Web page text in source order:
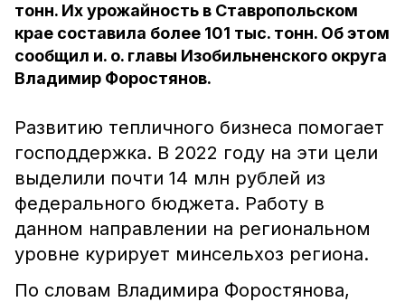
тонн. Их урожайность в Ставропольском
крае составила более 101 тыс. тонн. Об этом
сообщил и. о. главы Изобильненского округа
Владимир Форостянов.
Развитию тепличного бизнеса помогает
господдержка. В 2022 году на эти цели
выделили почти 14 млн рублей из
федерального бюджета. Работу в
данном направлении на региональном
уровне курирует минсельхоз региона.
По словам Владимира Форостянова,